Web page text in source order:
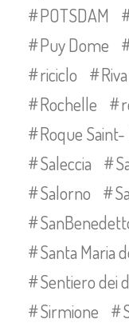
POTSDAM
Puy Dome
riciclo
Rochelle
Roque
Saleccia
Salorno
Santa Maria
Sentiero dei
Sirmione